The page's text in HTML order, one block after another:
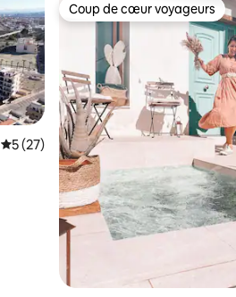
Évaluation moyenne sur la base de
5 (27)
Coup de cœur voyageurs
Coup de cœur voyageurs